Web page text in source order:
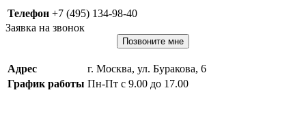
Телефон +7 (495) 134-98-40
Заявка на звонок
Позвоните мне
Адрес
г. Москва, ул. Буракова, 6
График работы Пн-Пт с 9.00 до 17.00